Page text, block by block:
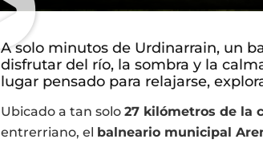
A solo minutos de Urdinarrain, un
disfrutar del río, la sombra y la
lugar pensado para relajarse,
Ubicado a tan solo 27 kilómetros de la
entrerriano, el balneario municipal